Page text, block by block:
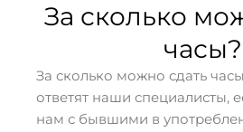
За сколько
часы?
За сколько можно сдать
ответят наши специалисты,
нам с бывшими в